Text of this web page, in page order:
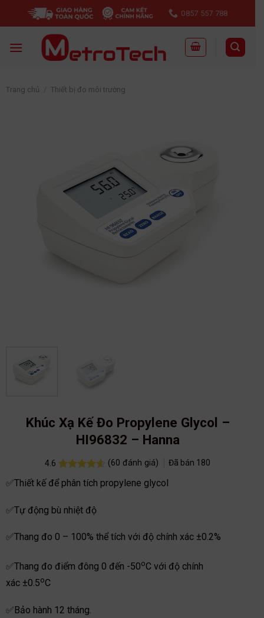
0857 557 788
Trang chủ Thiết bị đo môi trường
Khúc Xạ Kế Đo Propylene Glycol –
HI96832 – Hanna
4.6
4.6 trên 5
dựa trên
60
(60 đánh giá) Đã bán 180
✅Thiết kế để phân tích propylene glycol
✅Tự động bù nhiệt độ
✅Thang đo 0 – 100% thể tích với độ chính xác ±0.2%
✅Thang đo điểm đông 0 đến -50oC với độ chính
xác ±0.5oC
✅Bảo hành 12 tháng.